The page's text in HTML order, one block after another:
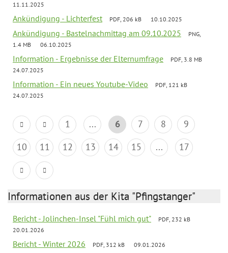
11.11.2025
Ankündigung - Lichterfest PDF, 206 kB 10.10.2025
Ankündigung - Bastelnachmittag am 09.10.2025
PNG,
1.4 MB
06.10.2025
Information - Ergebnisse der Elternumfrage
PDF, 3.8 MB
24.07.2025
Information - Ein neues Youtube-Video
PDF, 121 kB
24.07.2025
1 ... 6 7 8
9
10
11 12 13 14 15 ... 17
Informationen aus der Kita "Pfingstanger"
Bericht - Jolinchen-Insel "Fühl mich gut"
PDF, 232 kB
20.01.2026
Bericht - Winter 2026 PDF, 312 kB 09.01.2026